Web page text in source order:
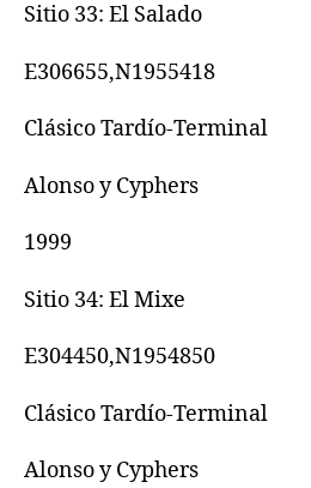
Sitio 33: El Salado
E306655,N1955418
Clásico Tardío-Terminal
Alonso y Cyphers
1999
Sitio 34: El Mixe
E304450,N1954850
Clásico Tardío-Terminal
Alonso y Cyphers